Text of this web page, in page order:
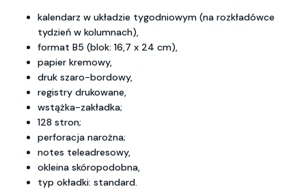
kalendarz w układzie tygodniowym (na rozkładówce
tydzień w kolumnach),
format B5 (blok: 16,7 x 24 cm),
papier kremowy,
druk szaro-bordowy,
registry drukowane,
wstążka-zakładka;
128 stron;
perforacja narożna;
notes teleadresowy,
okleina skóropodobna,
typ okładki: standard.